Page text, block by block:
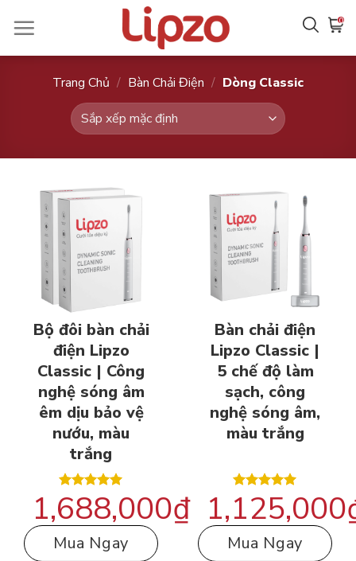
đến
0
Trang Chủ / Bàn Chải Điện / Dòng Classic
Bộ đôi bàn chải
điện Lipzo
Classic | Công
nghệ sóng âm
êm dịu bảo vệ
nướu, màu
trắng
Được xếp
hạng5.00
5 sao
1,688,000₫
Mua Ngay
Bàn chải điện
Lipzo Classic |
5 chế độ làm
sạch, công
nghệ sóng âm,
màu trắng
Được xếp
hạng5.00
5 sao
1,125,000
Mua Ngay